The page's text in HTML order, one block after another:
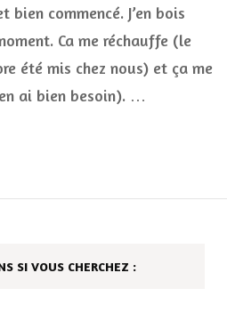
thés
Pagès
commencé. J’en bois
Ca me réchauffe (le
été mis chez nous) et ça me
ai bien besoin). …
SI VOUS CHERCHEZ :